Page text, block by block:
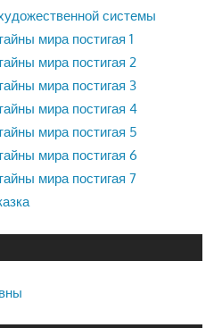
системы
мира постигая 1
мира постигая 2
мира постигая 3
мира постигая 4
мира постигая 5
мира постигая 6
мира постигая 7